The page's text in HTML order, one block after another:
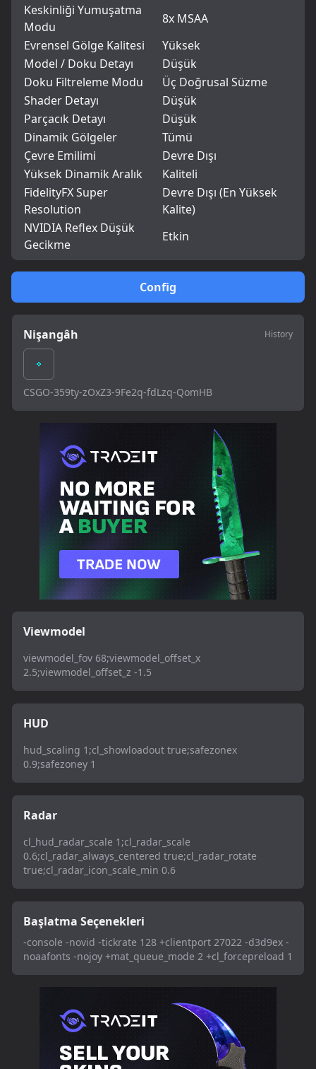
Config
Nişangâh History
CSGO-359ty-zOxZ3-9Fe2q-fdLzq-QomHB
Viewmodel
viewmodel_fov 68;viewmodel_offset_x
2.5;viewmodel_offset_z -1.5
HUD
hud_scaling 1;cl_showloadout true;safezonex
0.9;safezoney 1
Radar
cl_hud_radar_scale 1;cl_radar_scale
0.6;cl_radar_always_centered true;cl_radar_rotate
true;cl_radar_icon_scale_min 0.6
Başlatma Seçenekleri
-console -novid -tickrate 128 +clientport 27022 -d3d9ex -
noaafonts -nojoy +mat_queue_mode 2 +cl_forcepreload 1
Keskinliği Yumuşatma
Modu
8x MSAA
Evrensel Gölge Kalitesi
Yüksek
Model / Doku Detayı
Düşük
Doku Filtreleme Modu
Üç Doğrusal Süzme
Shader Detayı
Düşük
Parçacık Detayı
Düşük
Dinamik Gölgeler
Tümü
Çevre Emilimi
Devre Dışı
Yüksek Dinamik Aralık
Kaliteli
FidelityFX Super
Resolution
Devre Dışı (En Yüksek
Kalite)
NVIDIA Reflex Düşük
Gecikme
Etkin